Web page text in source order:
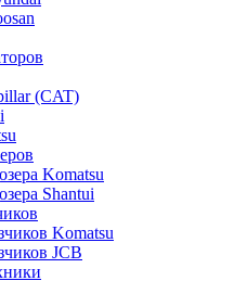
(CAT)
Komatsu
Shantui
Komatsu
JCB